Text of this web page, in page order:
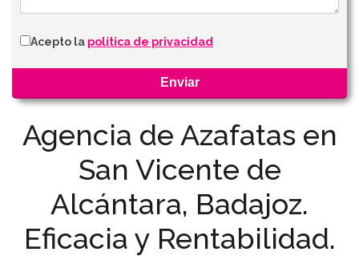
Agencia de Azafatas en
San Vicente de
Alcántara, Badajoz.
Eficacia y Rentabilidad.
Acepto la política de privacidad